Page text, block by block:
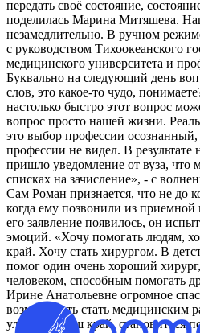
передать своё состояние,
поделилась Марина Митяшева.
незамедлительно. В ручном
с руководством Тихоокеанского
медицинского университета и
Буквально на следующий день
слов, это какое-то чудо,
настолько быстро этот вопрос
вопрос просто нашей жизни.
это выбор профессии осознанный,
профессии не видел. В результате
пришло уведомление от вуза, что
списках на зачисление», - с
Сам Роман признается, что не до
когда ему позвонили из
его заявление появилось, он
эмоций. «Хочу помогать людям,
край. Хочу стать хирургом. В
помог один очень хороший
человеком, способным помогать
Ирине Анатольевне огромное
возможность стать медицинским
улучшать наш край, становиться